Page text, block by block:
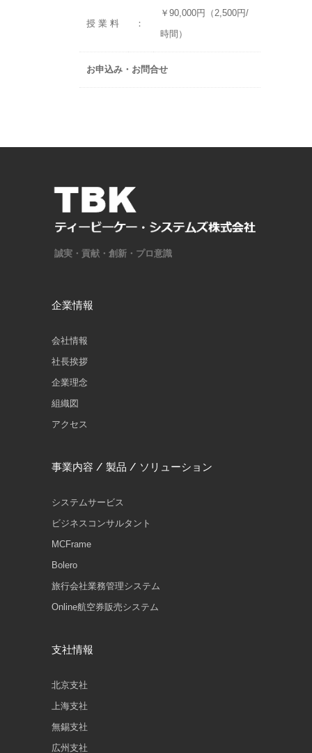
授 業 料 ：
￥90,000円（2,500円/
時間）
お申込み・お問合せ
誠実・貢献・創新・プロ意識
企業情報
会社情報
社長挨拶
企業理念
組織図
アクセス
事業内容 / 製品 / ソリューション
システムサービス
ビジネスコンサルタント
MCFrame
Bolero
旅行会社業務管理システム
Online航空券販売システム
支社情報
北京支社
上海支社
無錫支社
広州支社